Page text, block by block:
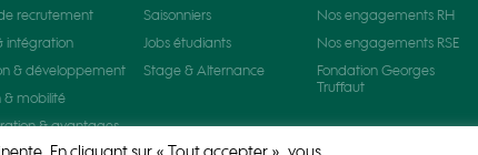
recrutement
intégration
& développement
& mobilité
& avantages
Saisonniers
Jobs étudiants
Stage & Alternance
Nos engagements RH
Nos engagements RSE
Fondation Georges
Truffaut